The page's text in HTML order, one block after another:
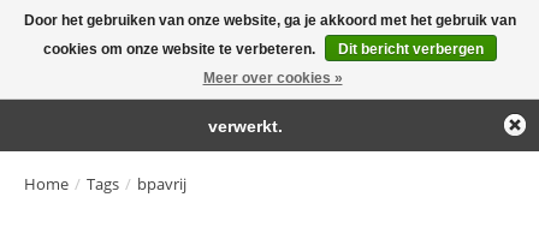
Large selection of products and fast shipping!
Home / Tags / bpavrij
Door het gebruiken van onze website, ga je akkoord met het gebruik van
cookies om onze website te verbeteren.
Dit bericht verbergen
Meer over cookies »
← Keer terug naar de backofficeDeze winkel is in aanbouw.
Eventueel geplaatste orders zullen niet worden gehonoreerd of
verwerkt.